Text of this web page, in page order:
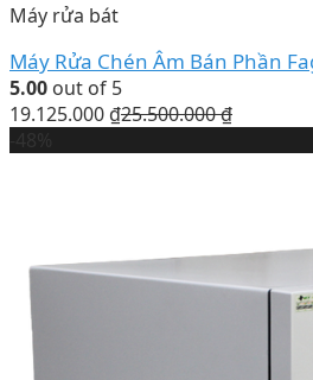
Máy rửa bát
Máy Rửa Chén Âm Bán Phần
5.00 out of 5
19.125.000 ₫25.500.000₫